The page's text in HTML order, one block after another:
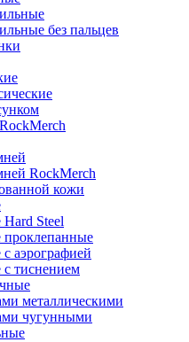
без пальцев
RockMerch
кожи
Steel
аэрографией
тиснением
металлическими
чугунными